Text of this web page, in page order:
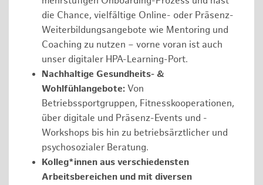
die Chance, vielfältige Online- oder Präsenz-
Weiterbildungsangebote wie Mentoring und
Coaching zu nutzen – vorne voran ist auch
unser digitaler HPA-Learning-Port.
Nachhaltige Gesundheits- &
Wohlfühlangebote: Von
Betriebssportgruppen, Fitnesskooperationen,
über digitale und Präsenz-Events und -
Workshops bis hin zu betriebsärztlicher und
psychosozialer Beratung.
Kolleg*innen aus verschiedensten
Arbeitsbereichen und mit diversen